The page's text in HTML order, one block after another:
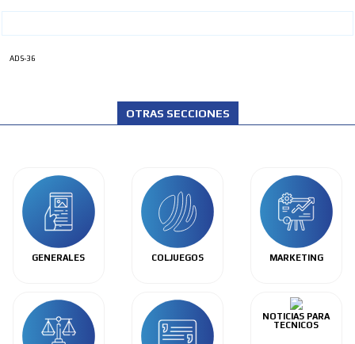
ADS-36
OTRAS SECCIONES
GENERALES COLJUEGOS MARKETING
NOTICIAS PARA
TECNICOS